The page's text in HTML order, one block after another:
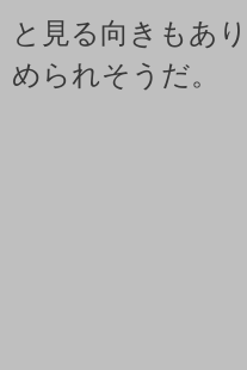
と見る向きもあ
められそうだ。